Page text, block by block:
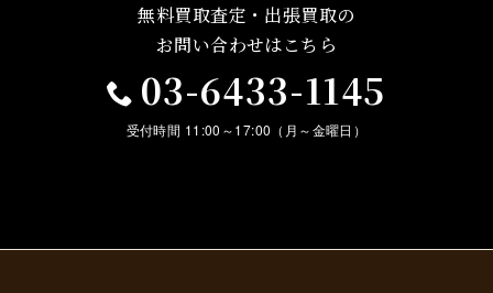
無料買取査定・出張買取の
お問い合わせはこちら
03-6433-1145
受付時間 11:00～17:00（月～金曜日）